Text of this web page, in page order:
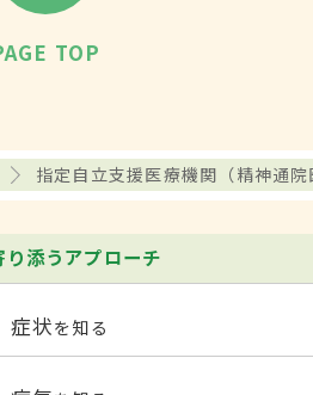
TOP
指定自立支援医療機関（精神通
り添うアプローチ
症状を知る